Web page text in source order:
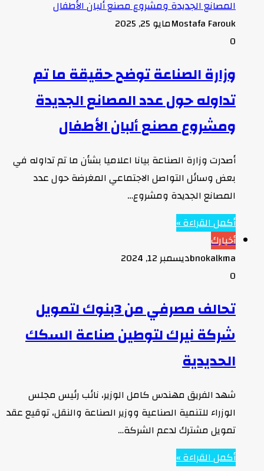
Mostafa Faroukمايو 25, 2025
0
وزارة الصناعة توضح حقيقة ما تم
تداوله حول عدد المصانع الجديدة
ومشروع مصنع ألبان الأطفال
أصدرت وزارة الصناعة بيانا اعلاميا بشأن ما تم تداوله في
بعض وسائل التواصل الاجتماعي المغرضة حول عدد
المصانع الجديدة ومشروع…
أكمل القراءة »
أخبارك
bnokalkmaديسمبر 12, 2024
0
تحالف مصرفي من 3بنوك لتمويل
شركة نيرك لتوطين صناعة السكك
الحديدية
شهد الفريق مهندس كامل الوزير، نائب رئيس مجلس
الوزراء للتنمية الصناعية ووزير الصناعة والنقل، توقيع عقد
تمويل مشترك لدعم الشركة…
أكمل القراءة »